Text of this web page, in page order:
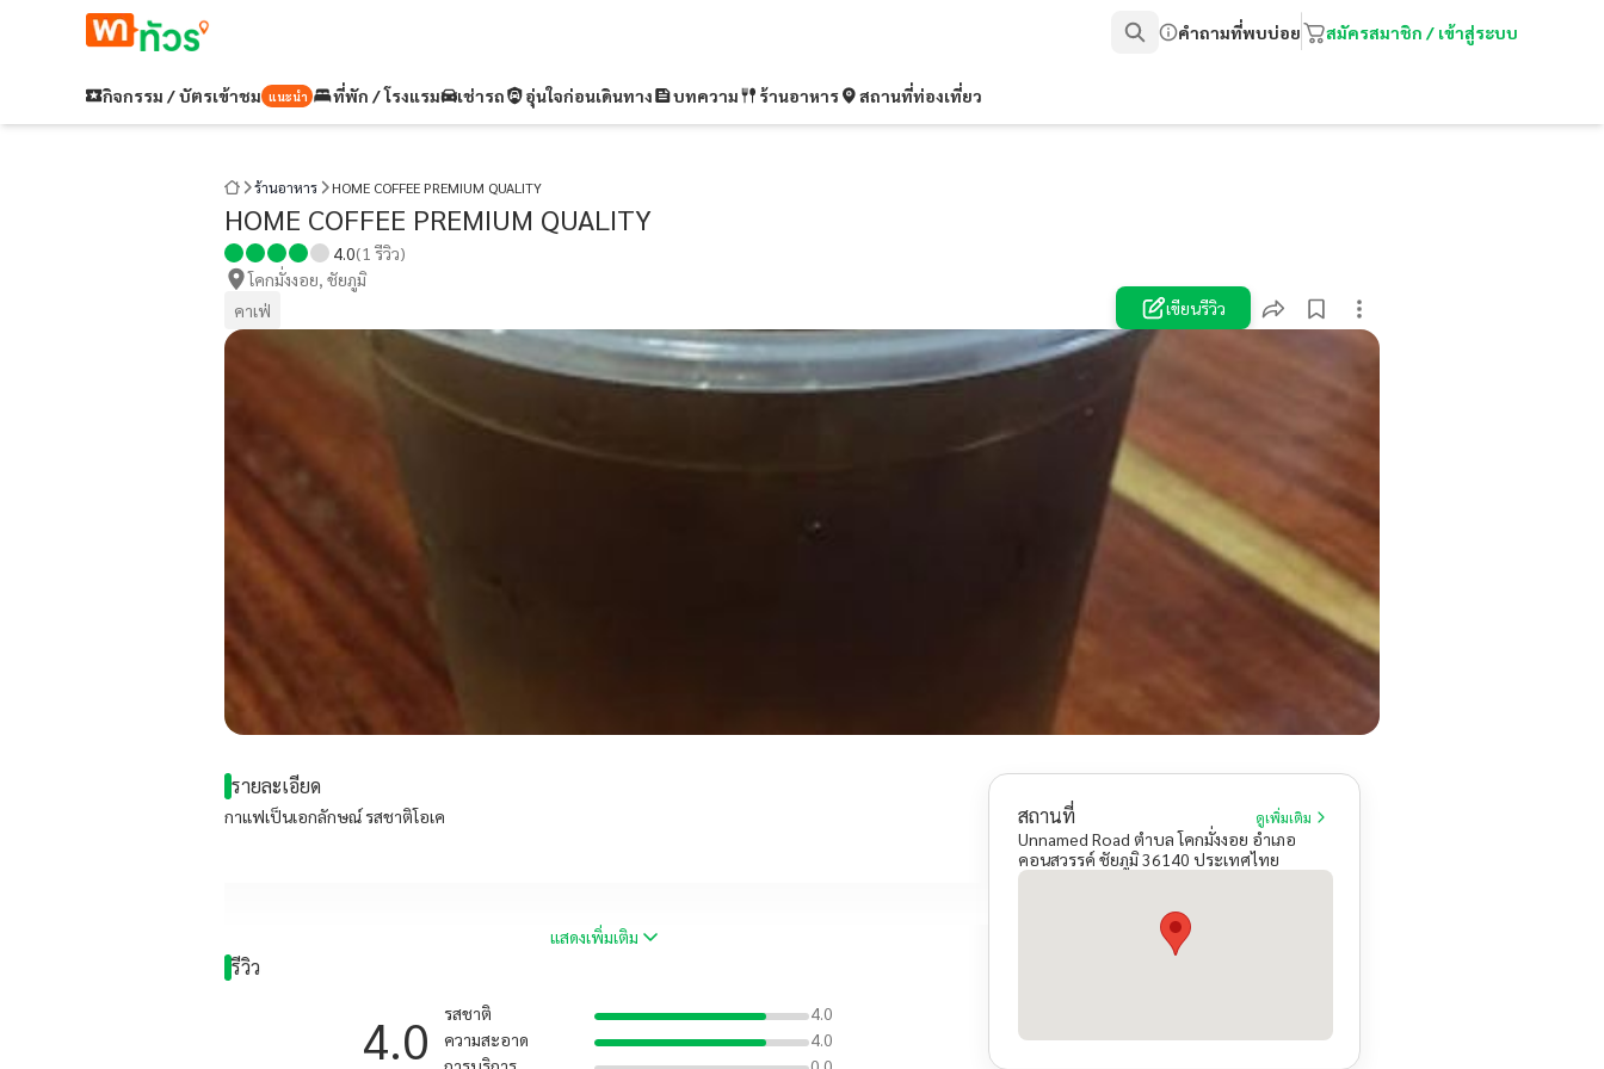
คำถามที่พบบ่อย สมัครสมาชิก / เข้าสู่ระบบ
กิจกรรม / บัตรเข้าชม แนะนำ ที่พัก / โรงแรม เช่ารถ อุ่นใจก่อนเดินทาง บทความ ร้านอาหาร สถานที่ท่องเที่ยว
ร้านอาหาร HOME COFFEE PREMIUM QUALITY
HOME COFFEE PREMIUM QUALITY
4.0(1 รีวิว)
โคกมั่งงอย, ชัยภูมิ
คาเฟ่
เขียนรีวิว
รายละเอียด
กาแฟเป็นเอกลักษณ์ รสชาติโอเค
แสดงเพิ่มเติม
รีวิว
4.0 รสชาติ
4.0
ความสะอาด
4.0
สถานที่ ดูเพิ่มเติม
Unnamed Road ตำบล โคกมั่งงอย อำเภอ
คอนสวรรค์ ชัยภูมิ 36140 ประเทศไทย